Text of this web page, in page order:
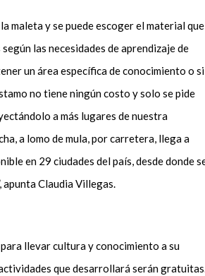
maleta y se puede escoger el material que
las necesidades de aprendizaje de
un área específica de conocimiento o si
no tiene ningún costo y solo se pide
a más lugares de nuestra
a lomo de mula, por carretera, llega a
en 29 ciudades del país, desde donde
apunta Claudia Villegas.
llevar cultura y conocimiento a su
que desarrollará serán